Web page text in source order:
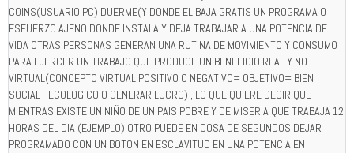
COINS(USUARIO PC) DUERME(Y DONDE EL BAJA GRATIS UN PROGRAMA O
ESFUERZO AJENO DONDE INSTALA Y DEJA TRABAJAR A UNA POTENCIA DE
VIDA OTRAS PERSONAS GENERAN UNA RUTINA DE MOVIMIENTO Y CONSUMO
PARA EJERCER UN TRABAJO QUE PRODUCE UN BENEFICIO REAL Y NO
VIRTUAL(CONCEPTO VIRTUAL POSITIVO O NEGATIVO= OBJETIVO= BIEN
SOCIAL - ECOLOGICO O GENERAR LUCRO) , LO QUE QUIERE DECIR QUE
MIENTRAS EXISTE UN NIÑO DE UN PAIS POBRE Y DE MISERIA QUE TRABAJA 12
HORAS DEL DIA (EJEMPLO) OTRO PUEDE EN COSA DE SEGUNDOS DEJAR
PROGRAMADO CON UN BOTON EN ESCLAVITUD EN UNA POTENCIA EN